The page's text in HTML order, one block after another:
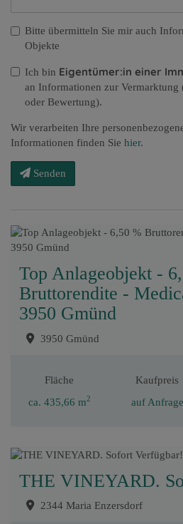
Bitte übermitteln Sie mir auch
Objekte
Ich bin Eigentümer:in einer
an Informationen zur
oder Bewertung).
Wir verarbeiten Ihre
Informationen finden Sie hier.
Senden
Top Anlageobjekt -
Bruttorendite -
3950 Gmünd
3950 Gmünd
Fläche
ca. 435,66 m2
Kaufpreis
auf Anfrage
THE VINEYARD.
2344 Maria Enzersdorf